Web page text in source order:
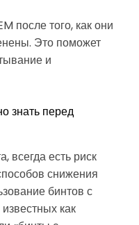
после того, как они
Это поможет
и
знать перед
всегда есть риск
снижения
бинтов с
как